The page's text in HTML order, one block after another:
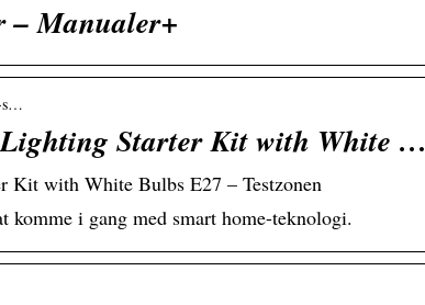
– Manualer+
s…
Starter Kit with White
with White Bulbs E27 – Testzonen
i gang med smart home-teknologi.